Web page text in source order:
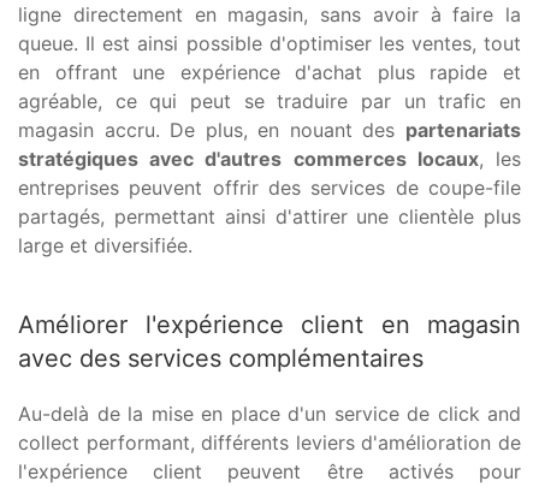
ligne directement en magasin, sans avoir à faire la
queue. Il est ainsi possible d'optimiser les ventes, tout
en offrant une expérience d'achat plus rapide et
agréable, ce qui peut se traduire par un trafic en
magasin accru. De plus, en nouant des partenariats
stratégiques avec d'autres commerces locaux, les
entreprises peuvent offrir des services de coupe-file
partagés, permettant ainsi d'attirer une clientèle plus
large et diversifiée.
Améliorer l'expérience client en magasin
avec des services complémentaires
Au-delà de la mise en place d'un service de click and
collect performant, différents leviers d'amélioration de
l'expérience client peuvent être activés pour